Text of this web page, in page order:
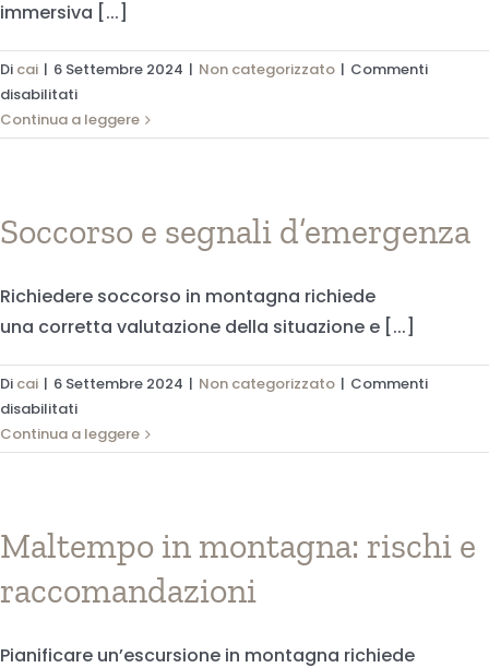
immersiva [...]
Di cai | 6 Settembre 2024 | Non categorizzato | Commenti
disabilitatisu
La
notte
autentica
immersiva
Continua a leggere
Soccorso e segnali d’emergenza
Richiedere soccorso in montagna richiede
una corretta valutazione della situazione e [...]
Di cai | 6 Settembre 2024 | Non categorizzato | Commenti
disabilitatisu
Soccorso
e
Continua a leggere
Maltempo in montagna: rischi e
raccomandazioni
Pianificare un’escursione in montagna richiede